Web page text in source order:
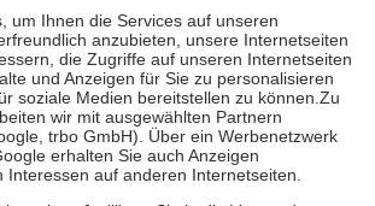
Es sind jedoch nie mehr als die tatsächlichen
zu entrichten.
grundsätzlich auch für Online-Apotheken.
Krankenpflege beträgt die
der Kosten sowie zehn Euro je
der Versicherten für ihre eigene Gesundheit zu
Stellung der Familie zu unterstützen,